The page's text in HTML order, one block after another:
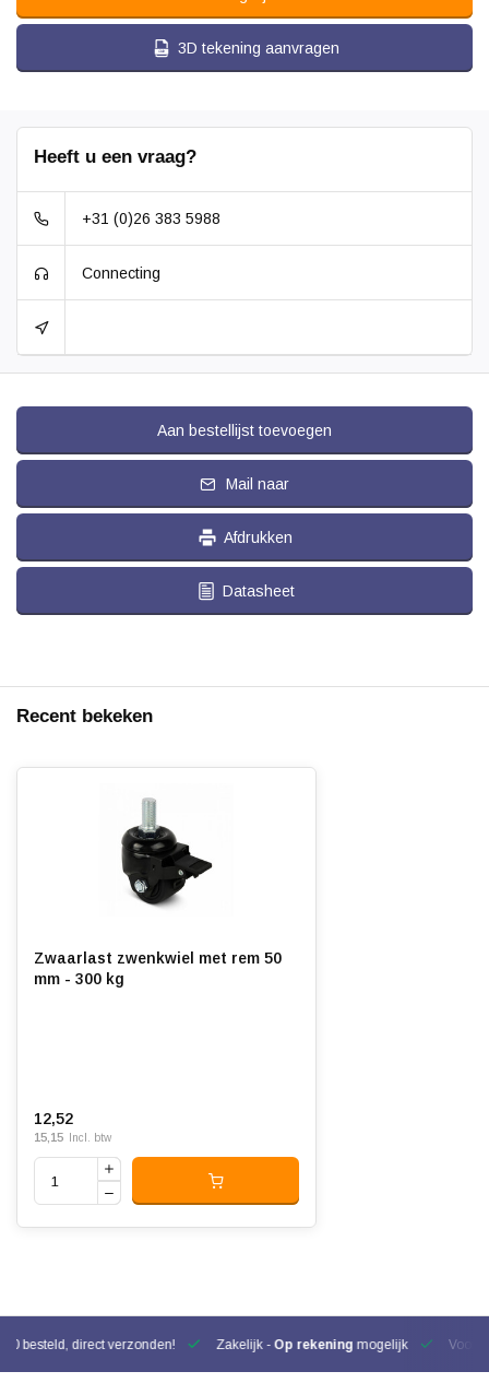
3D tekening aanvragen
Heeft u een vraag?
+31 (0)26 383 5988
Connecting
Aan bestellijst toevoegen
Mail naar
Afdrukken
Datasheet
Recent bekeken
Zwaarlast zwenkwiel met rem 50
mm - 300 kg
12,52
15,15 Incl. btw
besteld, direct verzonden! Zakelijk - Op rekening mogelijk Voor